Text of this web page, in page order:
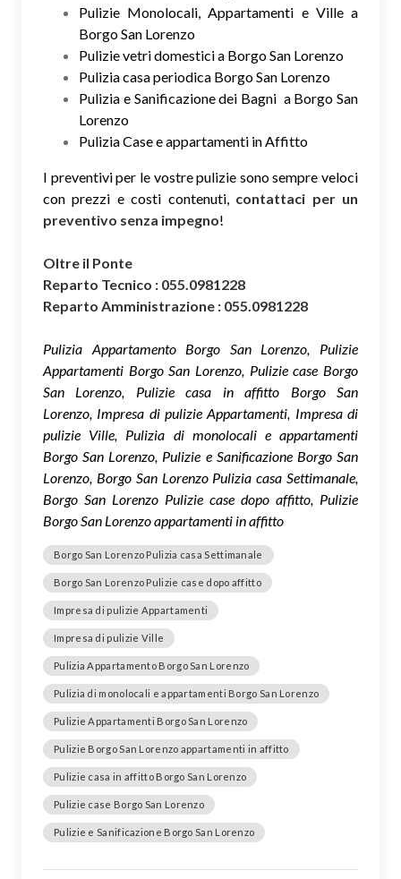
Pulizie Monolocali, Appartamenti e Ville a
Borgo San Lorenzo
Pulizie vetri domestici a Borgo San Lorenzo
Pulizia casa periodica Borgo San Lorenzo
Pulizia e Sanificazione dei Bagni a Borgo San
Lorenzo
Pulizia Case e appartamenti in Affitto
I preventivi per le vostre pulizie sono sempre veloci
con prezzi e costi contenuti, contattaci per un
preventivo senza impegno!
Oltre il Ponte
Reparto Tecnico : 055.0981228
Reparto Amministrazione : 055.0981228
Pulizia Appartamento Borgo San Lorenzo, Pulizie
Appartamenti Borgo San Lorenzo, Pulizie case Borgo
San Lorenzo, Pulizie casa in affitto Borgo San
Lorenzo, Impresa di pulizie Appartamenti, Impresa di
pulizie Ville, Pulizia di monolocali e appartamenti
Borgo San Lorenzo, Pulizie e Sanificazione Borgo San
Lorenzo, Borgo San Lorenzo Pulizia casa Settimanale,
Borgo San Lorenzo Pulizie case dopo affitto, Pulizie
Borgo San Lorenzo appartamenti in affitto
Borgo San Lorenzo Pulizia casa Settimanale
Borgo San Lorenzo Pulizie case dopo affitto
Impresa di pulizie Appartamenti
Impresa di pulizie Ville
Pulizia Appartamento Borgo San Lorenzo
Pulizia di monolocali e appartamenti Borgo San Lorenzo
Pulizie Appartamenti Borgo San Lorenzo
Pulizie Borgo San Lorenzo appartamenti in affitto
Pulizie casa in affitto Borgo San Lorenzo
Pulizie case Borgo San Lorenzo
Pulizie e Sanificazione Borgo San Lorenzo